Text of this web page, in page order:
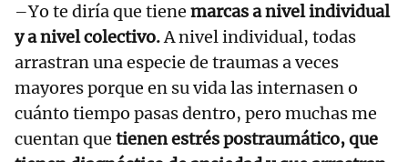
–Yo te diría que tiene marcas a nivel individual
y a nivel colectivo.A nivel individual, todas
arrastran una especie de traumas a veces
mayores porque en su vida las internasen o
cuánto tiempo pasas dentro, pero muchas me
cuentan que tienen estrés postraumático, que